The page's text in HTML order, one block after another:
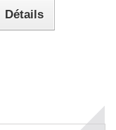
Détails